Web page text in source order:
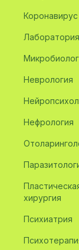
Коронавирус
Лаборатория
Неврология
Нефрология
хирургия
Психиатрия